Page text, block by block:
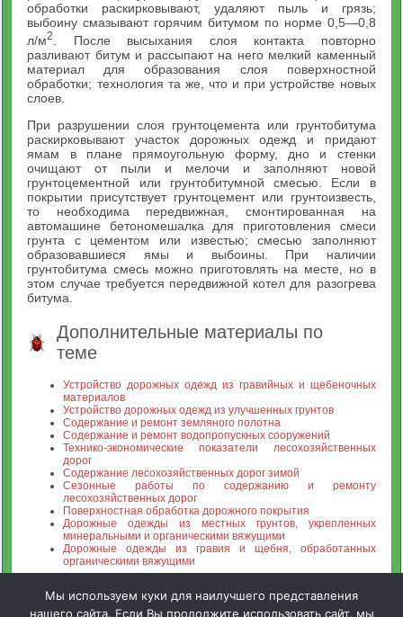
обработки раскирковывают, удаляют пыль и грязь;
выбоину смазывают горячим битумом по норме 0,5—0,8
л/м2
. После высыхания слоя контакта повторно
разливают битум и рассыпают на него мелкий каменный
материал для образования слоя поверхностной
обработки; технология та же, что и при устройстве новых
слоев.
При разрушении слоя грунтоцемента или грунтобитума
раскирковывают участок дорожных одежд и придают
ямам в плане прямоугольную форму, дно и стенки
очищают от пыли и мелочи и заполняют новой
грунтоцементной или грунтобитумной смесью. Если в
покрытии присутствует грунтоцемент или грунтоизвесть,
то необходима передвижная, смонтированная на
автомашине бетономешалка для приготовления смеси
грунта с цементом или известью; смесью заполняют
образовавшиеся ямы и выбоины. При наличии
грунтобитума смесь можно приготовлять на месте, но в
этом случае требуется передвижной котел для разогрева
битума.
Дополнительные материалы по
теме
Устройство дорожных одежд из гравийных и щебеночных
материалов
Устройство дорожных одежд из улучшенных грунтов
Содержание и ремонт земляного полотна
Содержание и ремонт водопропускных сооружений
Технико-экономические показатели лесохозяйственных
дорог
Содержание лесохозяйственных дорог зимой
Сезонные работы по содержанию и ремонту
лесохозяйственных дорог
Поверхностная обработка дорожного покрытия
Дорожные одежды из местных грунтов, укрепленных
минеральными и органическими вяжущими
Дорожные одежды из гравия и щебня, обработанных
органическими вяжущими
Мы используем куки для наилучшего представления
нашего сайта. Если Вы продолжите использовать сайт, мы